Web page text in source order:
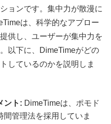
ョンです。集中力が散漫に
は、科学的なアプロー
供し、ユーザーが集中力を
以下に、DimeTimeがどの
しているのかを説明しま
ント: DimeTimeは、ポモド
管理法を採用していま